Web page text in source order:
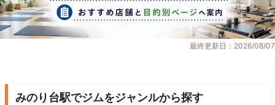
最終更新日：2026/08/07
みのり台駅でジムをジャンルから探す